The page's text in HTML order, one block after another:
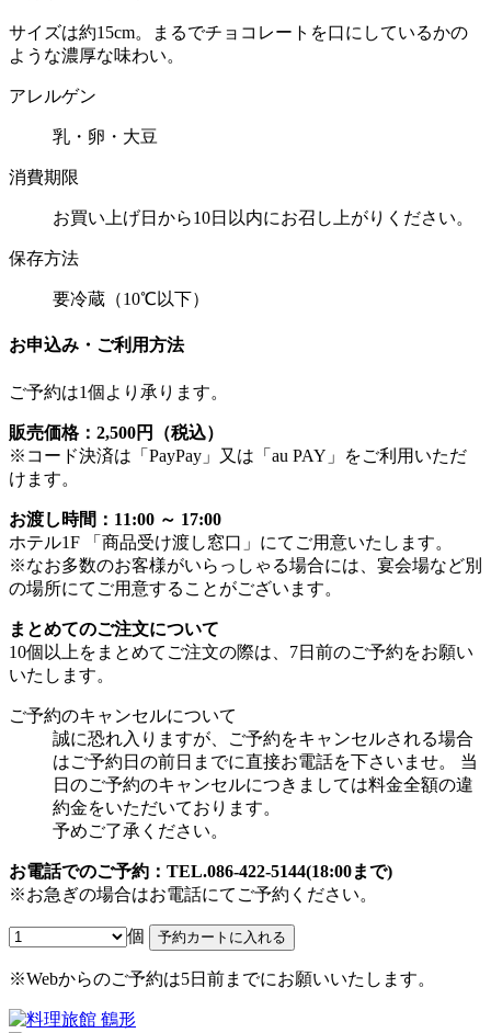
サイズは約15cm。まるでチョコレートを口にしているかの
ような濃厚な味わい。
アレルゲン
乳・卵・大豆
消費期限
お買い上げ日から10日以内にお召し上がりください。
保存方法
要冷蔵（10℃以下）
お申込み・ご利用方法
ご予約は1個より承ります。
販売価格：2,500円（税込）
※コード決済は「PayPay」又は「au PAY」をご利用いただ
けます。
お渡し時間：11:00 ～ 17:00
ホテル1F 「商品受け渡し窓口」にてご用意いたします。
※なお多数のお客様がいらっしゃる場合には、宴会場など別
の場所にてご用意することがございます。
まとめてのご注文について
10個以上をまとめてご注文の際は、7日前のご予約をお願い
いたします。
ご予約のキャンセルについて
誠に恐れ入りますが、ご予約をキャンセルされる場合
はご予約日の前日までに直接お電話を下さいませ。 当
日のご予約のキャンセルにつきましては料金全額の違
約金をいただいております。
予めご了承ください。
お電話でのご予約：TEL.086-422-5144(18:00まで)
※お急ぎの場合はお電話にてご予約ください。
個 予約カートに入れる
※Webからのご予約は5日前までにお願いいたします。